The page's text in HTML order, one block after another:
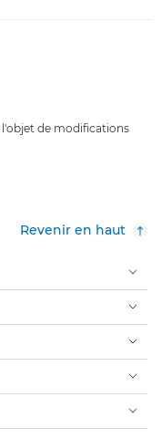
l'objet de modifications
Revenir en haut